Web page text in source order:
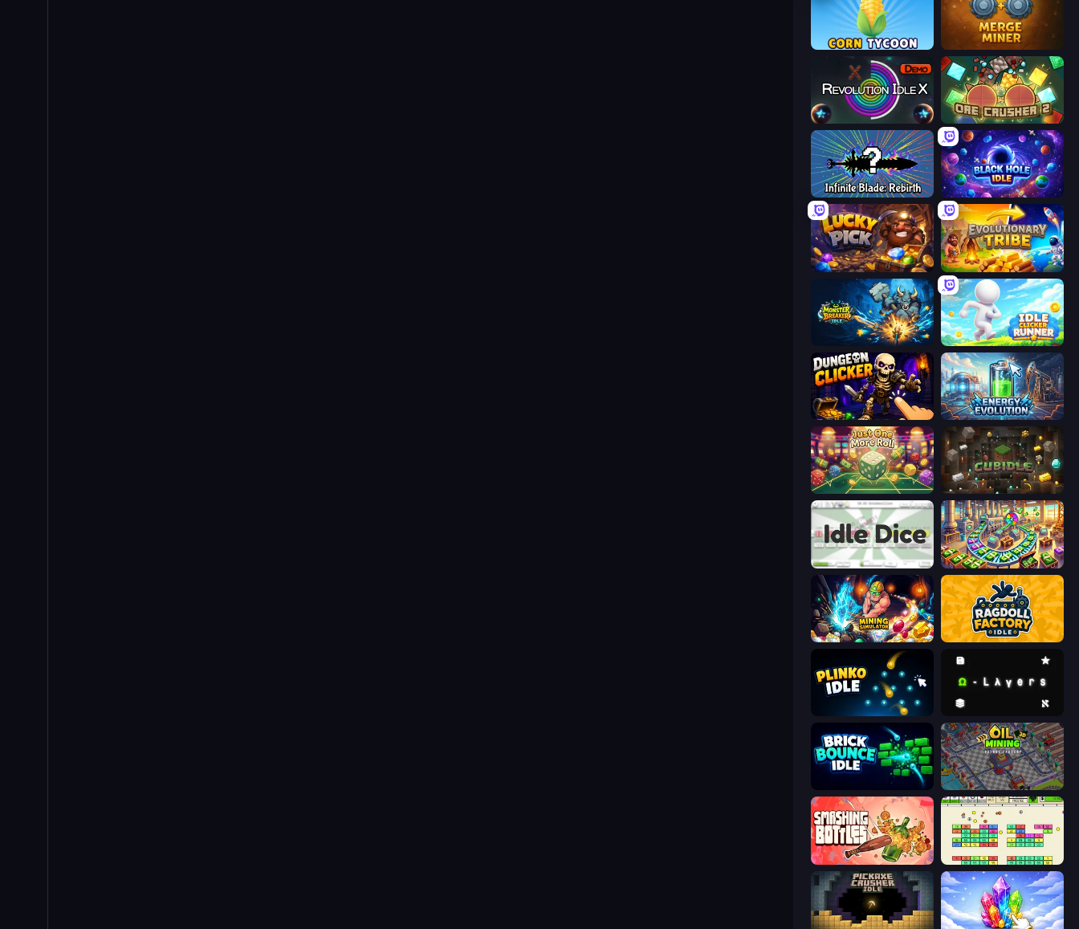
Corn Tycoon Merge Miner
Revolution Idle X OreCrusher 2
Infinite Blade: Rebirth Black Hole Idle
Lucky Pick Evolutionary Tribe
Monster Breaker Idle Idle Clicker Runner
Dungeon Clicker Energy Evolution
Just One More Roll Cubidle
Idle Dice Money Factory: Tycoon Idle Game
Mining Simulator Ragdoll Factory Idle
Plinko Idle Omega Layers
Brick Bounce Idle Oil Mining 3D: Petrol Factory
Smashing Bottles Idle Breakout